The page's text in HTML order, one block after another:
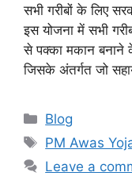
सभी गरीबों के लिए
इस योजना में सभी
से पक्का मकान बनाने
जिसके अंतर्गत जो
Categories
Blog
Tags
PM Awas
Leave a